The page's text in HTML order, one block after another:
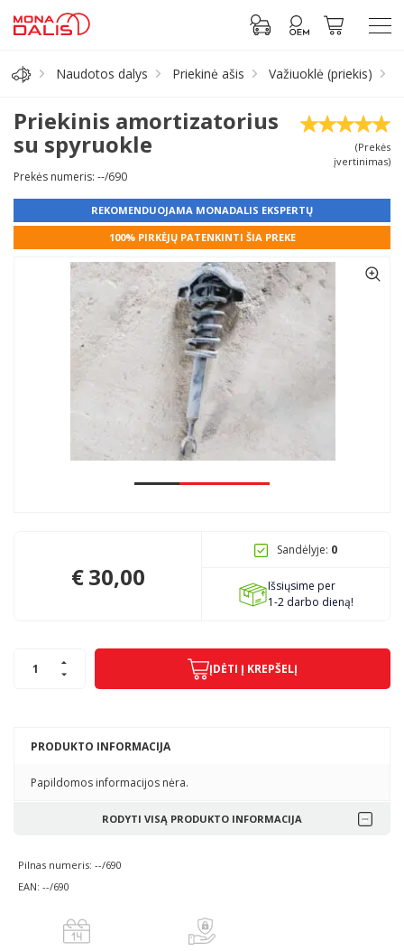
Alyva, tepalai
Antifrizas
Akumuliatorius
Padangos
Prisijungti prie paskyros
Pagojo k., Uosių g. 124, Kelmės raj.
Naudotos dalys Priekinė ašis Važiuoklė (priekis)
Priekinis amortizatorius
su spyruokle
(Prekės
įvertinimas)
Prekės numeris: --/690
REKOMENDUOJAMA MONADALIS EKSPERTŲ
100% PIRKĖJŲ PATENKINTI ŠIA PREKE
PRODUKTO INFORMACIJA
Papildomos informacijos nėra.
RODYTI VISĄ PRODUKTO INFORMACIJA
Pilnas numeris: --/690
EAN: --/690
€30,00
Sandėlyje: 0
Išsiųsime per
1-2 darbo dieną!
ĮDĖTI Į KREPŠELĮ